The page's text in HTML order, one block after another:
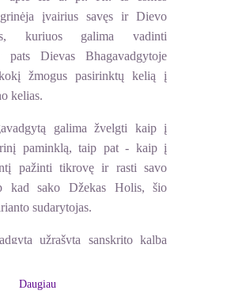
įvairius savęs ir Dievo
kuriuos galima vadinti
pats Dievas Bhagavadgytoje
žmogus pasirinktų kelią į
kelias.
galima žvelgti kaip į
paminklą, taip pat - kaip į
pažinti tikrovę ir rasti savo
kad sako Džekas Holis, šio
sudarytojas.
užrašyta sanskrito kalba
versija (Vakariečio
Daugiau